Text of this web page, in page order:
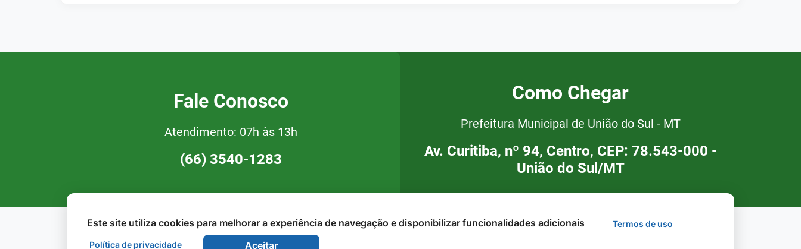
Fale Conosco
Atendimento: 07h às 13h
(66) 3540-1283
Como Chegar
Prefeitura Municipal de União do Sul - MT
Av. Curitiba, nº 94, Centro, CEP: 78.543-000 -
União do Sul/MT
Este site utiliza cookies para melhorar a experiência de navegação e disponibilizar funcionalidades adicionais Termos de uso
Política de privacidade Aceitar